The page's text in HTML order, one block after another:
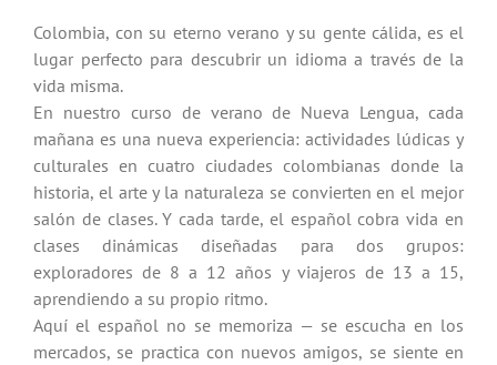
Colombia, con su eterno verano y su gente cálida, es el
lugar perfecto para descubrir un idioma a través de la
vida misma.
En nuestro curso de verano de Nueva Lengua, cada
mañana es una nueva experiencia: actividades lúdicas y
culturales en cuatro ciudades colombianas donde la
historia, el arte y la naturaleza se convierten en el mejor
salón de clases. Y cada tarde, el español cobra vida en
clases dinámicas diseñadas para dos grupos:
exploradores de 8 a 12 años y viajeros de 13 a 15,
aprendiendo a su propio ritmo.
Aquí el español no se memoriza — se escucha en los
mercados, se practica con nuevos amigos, se siente en